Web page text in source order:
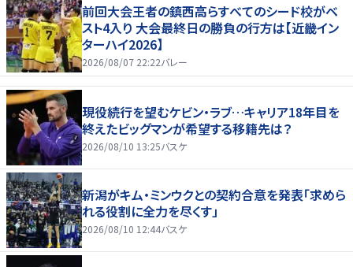
前回大会王者の鎮西高らすべてのシード校がベ
スト4入り 大会最終日の勝負の行方は【近畿イン
ターハイ2026】
2026/08/07 22:22バレー
現役続行を望むケビン・ラブ…キャリア18年目を
終えたビッグマンが希望する移籍先は？
2026/08/10 13:25バスケ
新潟がキム・ミンウクとの契約合意を発表「求めら
れる役割に全力を尽くす」
2026/08/10 12:44バスケ